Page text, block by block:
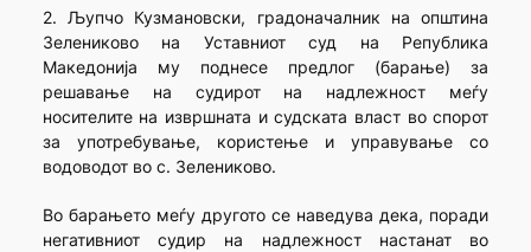
2. Љупчо Кузмановски, градоначалник на општина
Зелениково на Уставниот суд на Република
Македонија му поднесе предлог (барање) за
решавање на судирот на надлежност меѓу
носителите на извршната и судската власт во спорот
за употребување, користење и управување со
водоводот во с. Зелениково.
Во барањето меѓу другото се наведува дека, поради
негативниот судир на надлежност настанат во